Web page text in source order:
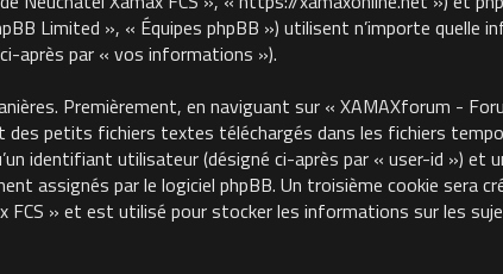
Limited », « Équipes phpBB ») utilisent n’importe quelle
après par « vos informations »).
Premièrement, en naviguant sur « XAMAXforum -
des petits fichiers textes téléchargés dans les fichiers
identifiant utilisateur (désigné ci-après par « user-id »)
assignés par le logiciel phpBB. Un troisième cookie sera
FCS » et est utilisé pour stocker les informations sur les